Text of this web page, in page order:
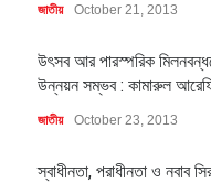
জাতীয় October 21, 2013
উৎসব আর পারস্পরিক
উন্নয়ন সম্ভব : কামারুল
জাতীয় October 23, 2013
স্বাধীনতা, পরাধীনতা ও নবাব